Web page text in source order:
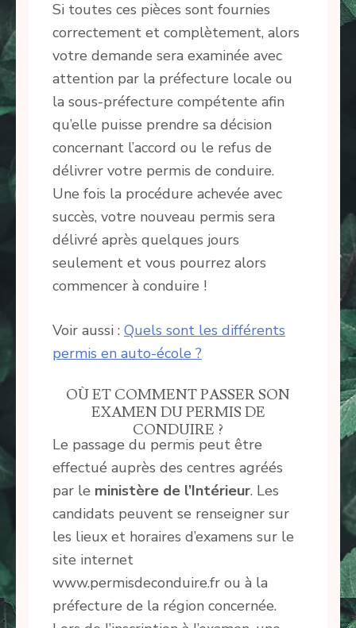
Si toutes ces pièces sont fournies
correctement et complètement, alors
votre demande sera examinée avec
attention par la préfecture locale ou
la sous-préfecture compétente afin
qu’elle puisse prendre sa décision
concernant l’accord ou le refus de
délivrer votre permis de conduire.
Une fois la procédure achevée avec
succès, votre nouveau permis sera
délivré après quelques jours
seulement et vous pourrez alors
commencer à conduire !
Voir aussi : Quels sont les différents
permis en auto-école ?
OÙ ET COMMENT PASSER SON
EXAMEN DU PERMIS DE
CONDUIRE ?
Le passage du permis peut être
effectué auprès des centres agréés
par le ministère de l’Intérieur. Les
candidats peuvent se renseigner sur
les lieux et horaires d’examens sur le
site internet
www.permisdeconduire.fr ou à la
préfecture de la région concernée.